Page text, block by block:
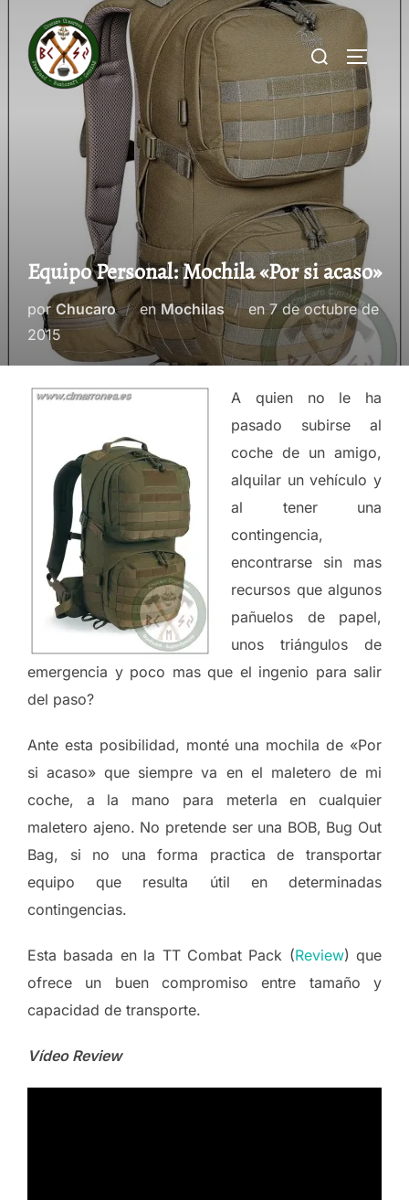
contenido
Buscar:
Equipo Personal: Mochila «Por si acaso»
por Chucaro enMochilas enPublicado
el
7 de octubre de
2015
A quien no le ha
pasado subirse al
coche de un amigo,
alquilar un vehículo y
al tener una
contingencia,
encontrarse sin mas
recursos que algunos
pañuelos de papel,
unos triángulos de
emergencia y poco mas que el ingenio para salir
del paso?
Ante esta posibilidad, monté una mochila de «Por
si acaso» que siempre va en el maletero de mi
coche, a la mano para meterla en cualquier
maletero ajeno. No pretende ser una BOB, Bug Out
Bag, si no una forma practica de transportar
equipo que resulta útil en determinadas
contingencias.
Esta basada en la TT Combat Pack (Review) que
ofrece un buen compromiso entre tamaño y
capacidad de transporte.
Vídeo Review